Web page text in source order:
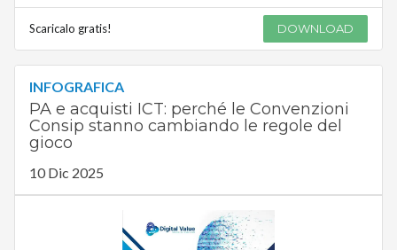
Scaricalo gratis! DOWNLOAD
INFOGRAFICA
PA e acquisti ICT: perché le Convenzioni
Consip stanno cambiando le regole del
gioco
10 Dic 2025